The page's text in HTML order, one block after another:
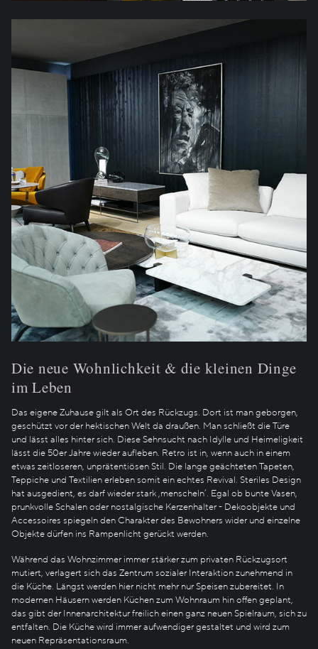
Die neue Wohnlichkeit & die kleinen Dinge
im Leben
Das eigene Zuhause gilt als Ort des Rückzugs. Dort ist man geborgen,
geschützt vor der hektischen Welt da draußen. Man schließt die Türe
und lässt alles hinter sich. Diese Sehnsucht nach Idylle und Heimeligkeit
lässt die 50er Jahre wieder aufleben. Retro ist in, wenn auch in einem
etwas zeitloseren, unprätentiösen Stil. Die lange geächteten Tapeten,
Teppiche und Textilien erleben somit ein echtes Revival. Steriles Design
hat ausgedient, es darf wieder stark ‚menscheln‘. Egal ob bunte Vasen,
prunkvolle Schalen oder nostalgische Kerzenhalter - Dekoobjekte und
Accessoires spiegeln den Charakter des Bewohners wider und einzelne
Objekte dürfen ins Rampenlicht gerückt werden.
Während das Wohnzimmer immer stärker zum privaten Rückzugsort
mutiert, verlagert sich das Zentrum sozialer Interaktion zunehmend in
die Küche. Längst werden hier nicht mehr nur Speisen zubereitet. In
modernen Häusern werden Küchen zum Wohnraum hin offen geplant,
das gibt der Innenarchitektur freilich einen ganz neuen Spielraum, sich zu
entfalten. Die Küche wird immer aufwendiger gestaltet und wird zum
neuen Repräsentationsraum.